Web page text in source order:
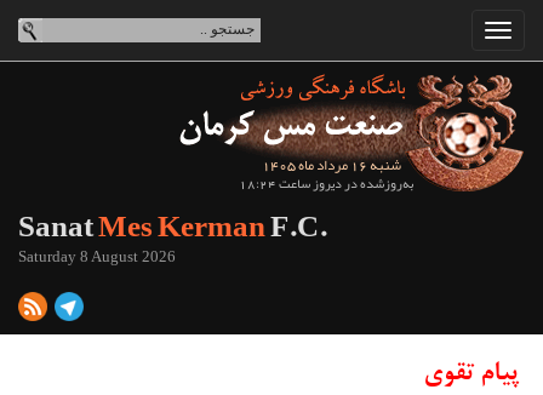
شنبه 16 مرداد ماه 1405
به‌روزشده در دیروز ساعت 18:24
SanatMes KermanF.C.
Saturday 8 August 2026
پیام تقوی